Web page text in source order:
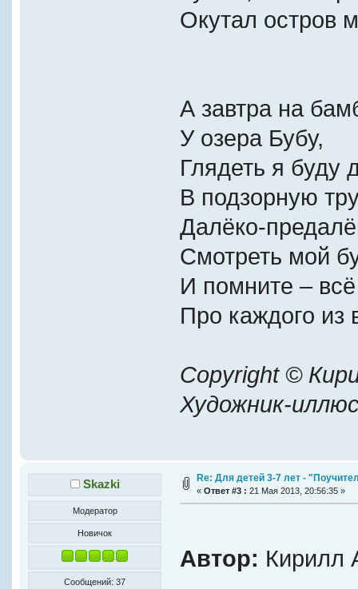
Окутал остров
А завтра на
У озера Бубу,
Глядеть я буду
В подзорную
Далёко-
Смотреть мой
И помните –
Про каждого из
Copyright ©
Художник-
Skazki
Модератор
Новичок
Сообщений: 37
Re: Для детей 3-7 лет -
« Ответ #3 : 21 Мая 2013, 20:56:35 »
Автор: Кирилл